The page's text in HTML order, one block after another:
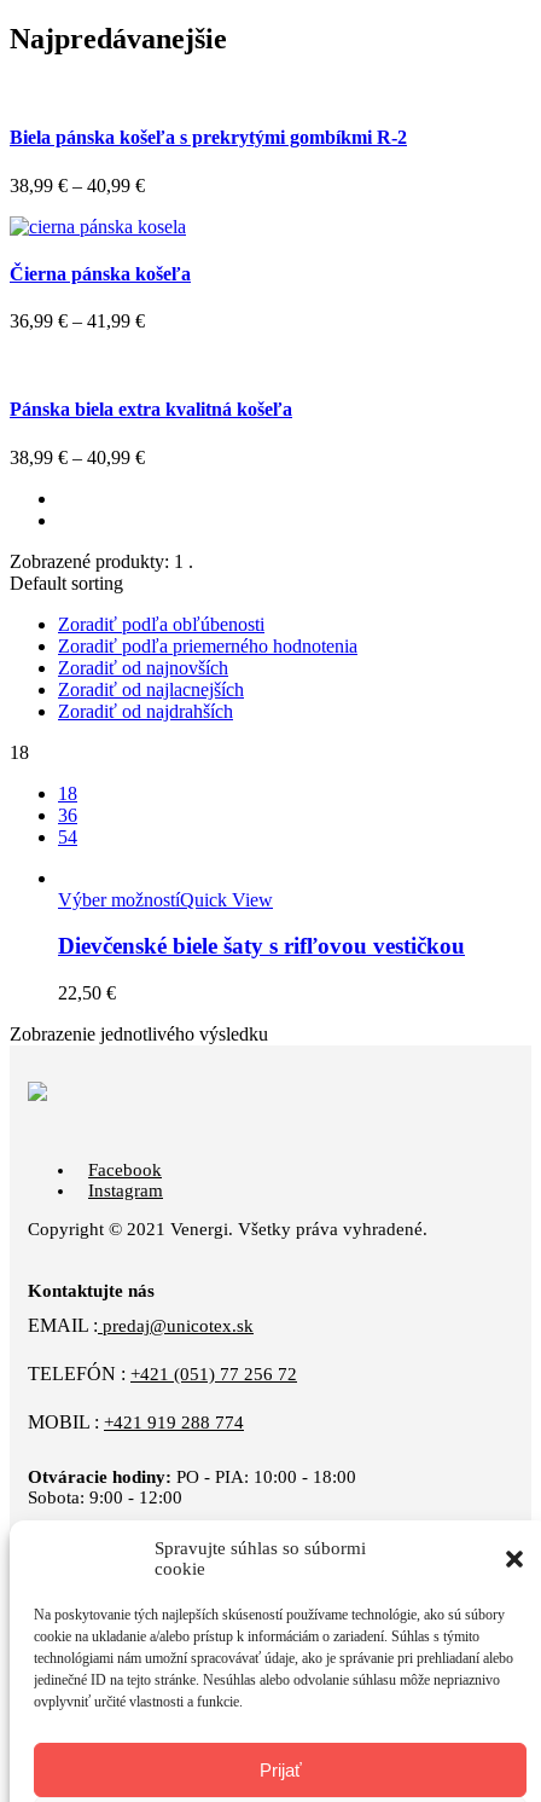
Spravujte súhlas so súbormi
cookie
Na poskytovanie tých najlepších skúseností používame technológie, ako sú súbory
cookie na ukladanie a/alebo prístup k informáciám o zariadení. Súhlas s týmito
technológiami nám umožní spracovávať údaje, ako je správanie pri prehliadaní alebo
jedinečné ID na tejto stránke. Nesúhlas alebo odvolanie súhlasu môže nepriaznivo
ovplyvniť určité vlastnosti a funkcie.
Prijať
Najpredávanejšie
Biela pánska košeľa s prekrytými gombíkmi R-2
38,99 € – 40,99 €
Čierna pánska košeľa
36,99 € – 41,99 €
Pánska biela extra kvalitná košeľa
38,99 € – 40,99 €
Zobrazené produkty: 1 .
Default sorting
Zoradiť podľa obľúbenosti
Zoradiť podľa priemerného hodnotenia
Zoradiť od najnovších
Zoradiť od najlacnejších
Zoradiť od najdrahších
18
18
36
54
Výber možnostíQuick View
Dievčenské biele šaty s rifľovou vestičkou
22,50 €
Zobrazenie jednotlivého výsledku
Facebook
Instagram
Copyright © 2021 Venergi. Všetky práva vyhradené.
Kontaktujte nás
EMAIL : predaj@unicotex.sk
TELEFÓN : +421 (051) 77 256 72
MOBIL : +421 919 288 774
Otváracie hodiny: PO - PIA: 10:00 - 18:00
Sobota: 9:00 - 12:00
Informácie
Doprava a platba
Obchodné podmienky
Ochrana osobných údajov